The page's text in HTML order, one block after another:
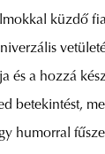
küzdő
és a hozzá
betekintést,
humorral